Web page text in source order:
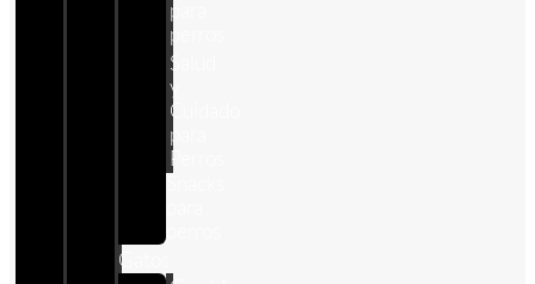
para
perros
Salud
y
Cuidado
para
Perros
Gatos